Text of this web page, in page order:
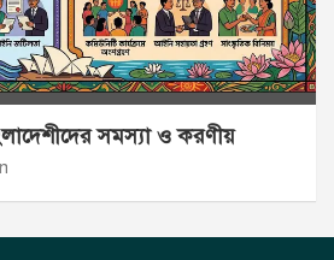
সমস্যা ও করণীয়